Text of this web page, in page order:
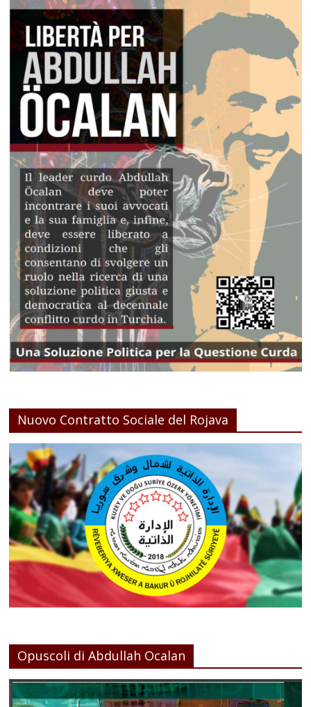
Nuovo Contratto Sociale del Rojava
Opuscoli di Abdullah Ocalan